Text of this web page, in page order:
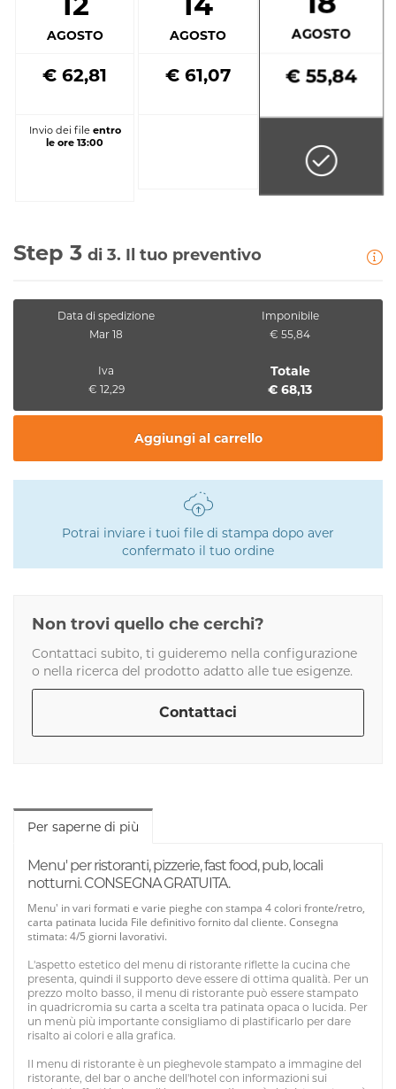
AGOSTO
€ 62,81
Invio dei file entro
le ore 13:00
AGOSTO
€ 61,07
AGOSTO
€ 55,84
Step 3 di 3. Il tuo preventivo
Data di spedizione
Mar 18
Imponibile
€ 55,84
Iva
€ 12,29
Totale
€ 68,13
Aggiungi al carrello
Potrai inviare i tuoi file di stampa dopo aver
confermato il tuo ordine
Non trovi quello che cerchi?
Contattaci subito, ti guideremo nella configurazione
o nella ricerca del prodotto adatto alle tue esigenze.
Contattaci
Per saperne di più
Menu' per ristoranti, pizzerie, fast food, pub, locali
notturni. CONSEGNA GRATUITA.
Menu' in vari formati e varie pieghe con stampa 4 colori fronte/retro,
carta patinata lucida File definitivo fornito dal cliente. Consegna
stimata: 4/5 giorni lavorativi.
L'aspetto estetico del menu di ristorante riflette la cucina che
presenta, quindi il supporto deve essere di ottima qualità. Per un
prezzo molto basso, il menu di ristorante può essere stampato
in quadricromia su carta a scelta tra patinata opaca o lucida. Per
un menù più importante consigliamo di plastificarlo per dare
risalto ai colori e alla grafica.
Il menu di ristorante è un pieghevole stampato a immagine del
ristorante, del bar o anche dell'hotel con informazioni sui